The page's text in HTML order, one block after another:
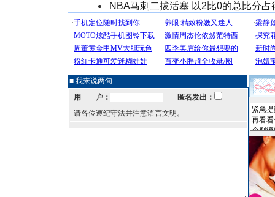
NBA马刺二拔活塞 以2比0的总比分占
■ 我来说两句
用 户：
匿名发出：
请各位遵纪守法并注意语言文明。